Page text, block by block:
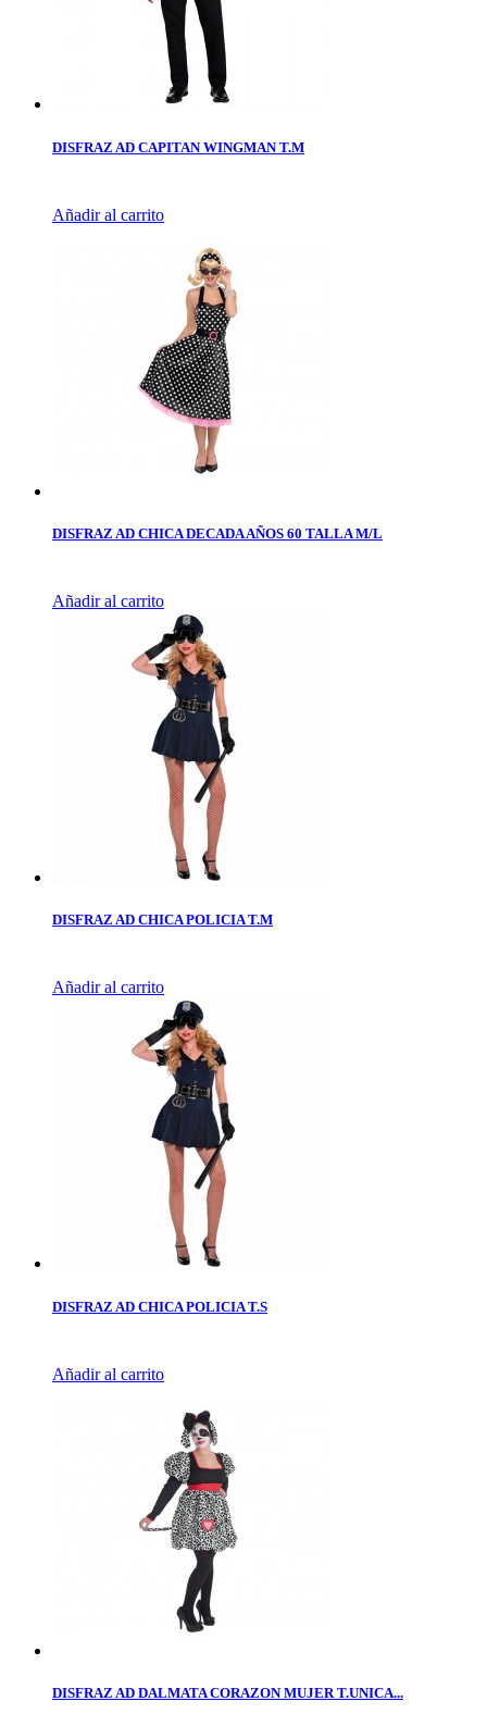
DISFRAZ AD CAPITAN WINGMAN T.M
Añadir al carrito
DISFRAZ AD CHICA DECADA AÑOS 60 TALLA M/L
Añadir al carrito
DISFRAZ AD CHICA POLICIA T.M
Añadir al carrito
DISFRAZ AD CHICA POLICIA T.S
Añadir al carrito
DISFRAZ AD DALMATA CORAZON MUJER T.UNICA...